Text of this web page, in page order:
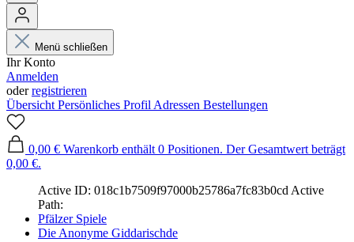
Menü schließen
Ihr Konto
Anmelden
oderregistrieren
Übersicht Persönliches Profil Adressen Bestellungen
0,00 € Warenkorb enthält 0 Positionen. Der Gesamtwert beträgt
0,00 €.
Active ID: 018c1b7509f97000b25786a7fc83b0cd Active
Path:
Pfälzer Spiele
Die Anonyme Giddarischde